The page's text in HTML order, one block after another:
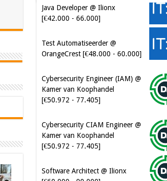
Java Developer @ Ilionx
[€42.000 - 66.000]
Test Automatiseerder @
OrangeCrest [€48.000 - 60.000]
Cybersecurity Engineer (IAM) @
Kamer van Koophandel
[€50.972 - 77.405]
Cybersecurity CIAM Engineer @
Kamer van Koophandel
[€50.972 - 77.405]
Software Architect @ Ilionx